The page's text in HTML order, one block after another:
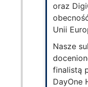
oraz
Unii
Nasze
finalistą
DayOne